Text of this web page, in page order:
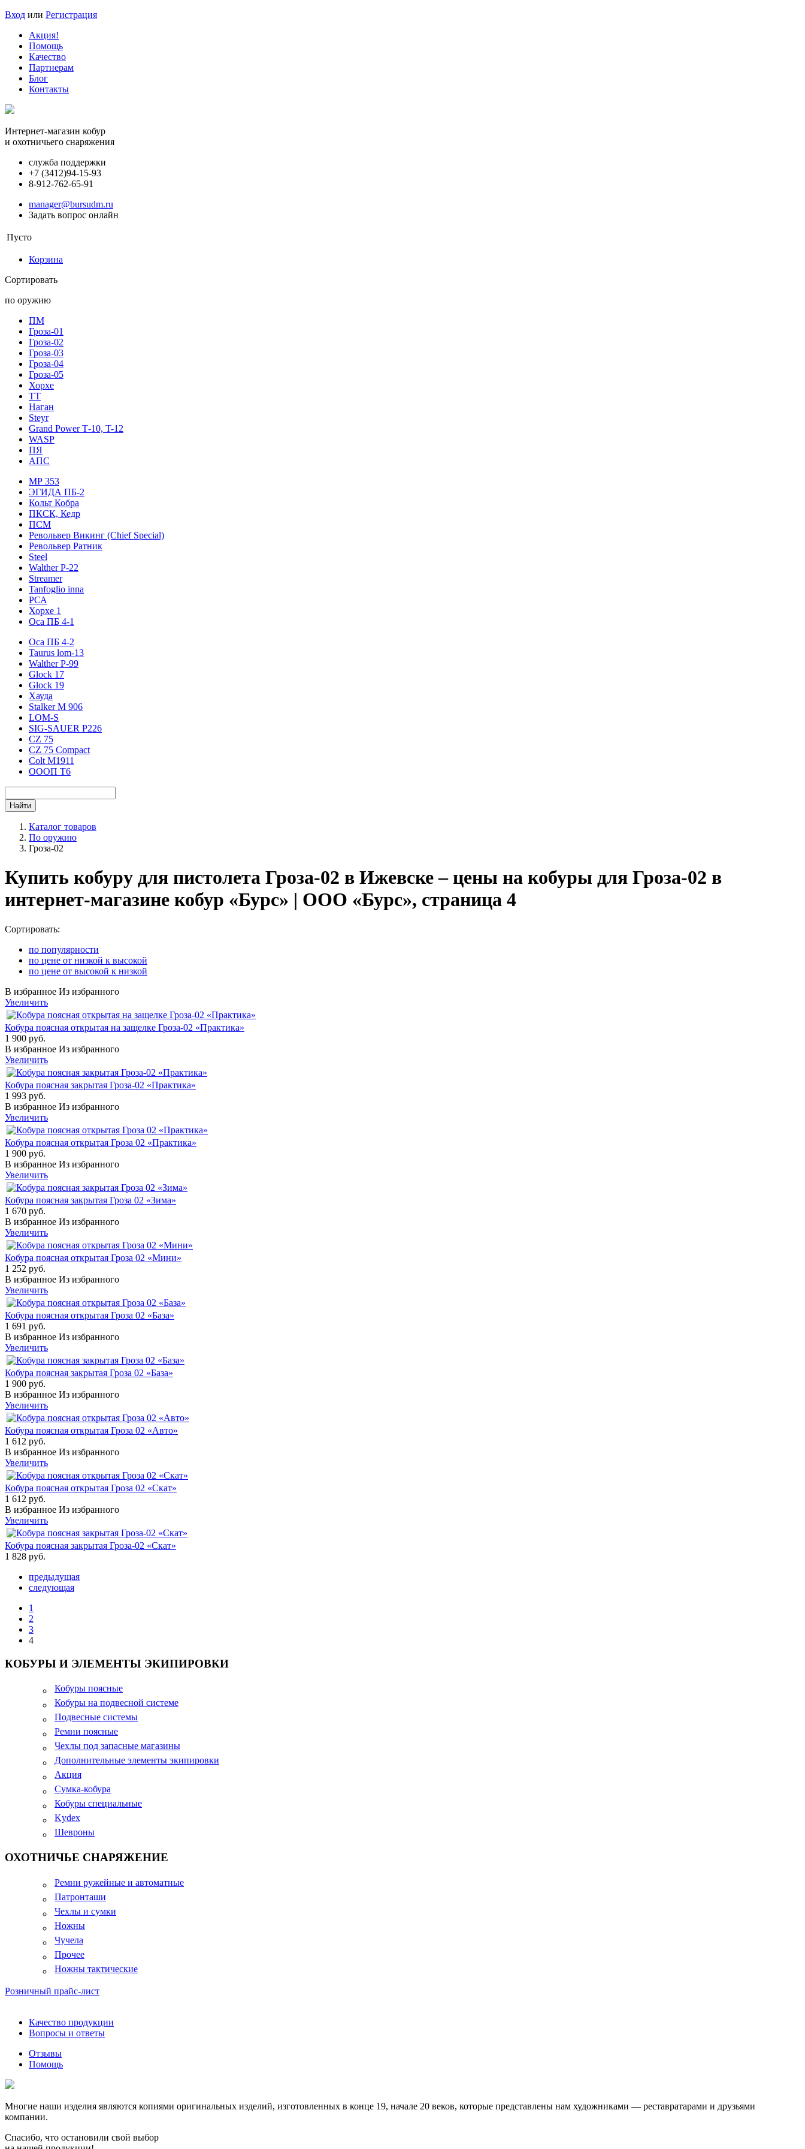
Вход или Регистрация
Акция!
Помощь
Качество
Партнерам
Блог
Контакты
Интернет-магазин кобур
и охотничьего снаряжения
служба поддержки
+7 (3412)94-15-93
8-912-762-65-91
manager@bursudm.ru
Задать вопрос онлайн
Пусто
Корзина
Сортировать
по оружию
ПМ
Гроза-01
Гроза-02
Гроза-03
Гроза-04
Гроза-05
Хорхе
ТТ
Наган
Steyr
Grand Power Т-10, T-12
WASP
ПЯ
АПС
МР 353
ЭГИДА ПБ-2
Кольт Кобра
ПКСК, Кедр
ПСМ
Револьвер Викинг (Chief Special)
Револьвер Ратник
Steel
Walther P-22
Streamer
Tanfoglio inna
РСА
Хорхе 1
Оса ПБ 4-1
Оса ПБ 4-2
Taurus lom-13
Walther P-99
Glock 17
Glock 19
Хауда
Stalker М 906
LOM-S
SIG-SAUER P226
CZ 75
CZ 75 Compact
Colt M1911
ОООП Т6
Каталог товаров
По оружию
Гроза-02
Купить кобуру для пистолета Гроза-02 в Ижевске – цены на кобуры для Гроза-02 в
интернет-магазине кобур «Бурс» | ООО «Бурс», страница 4
Сортировать:
по популярности
по цене от низкой к высокой
по цене от высокой к низкой
В избранное Из избранного
Увеличить
Кобура поясная открытая на защелке Гроза-02 «Практика»
1 900 руб.
В избранное Из избранного
Увеличить
Кобура поясная закрытая Гроза-02 «Практика»
1 993 руб.
В избранное Из избранного
Увеличить
Кобура поясная открытая Гроза 02 «Практика»
1 900 руб.
В избранное Из избранного
Увеличить
Кобура поясная закрытая Гроза 02 «Зима»
1 670 руб.
В избранное Из избранного
Увеличить
Кобура поясная открытая Гроза 02 «Мини»
1 252 руб.
В избранное Из избранного
Увеличить
Кобура поясная открытая Гроза 02 «База»
1 691 руб.
В избранное Из избранного
Увеличить
Кобура поясная закрытая Гроза 02 «База»
1 900 руб.
В избранное Из избранного
Увеличить
Кобура поясная открытая Гроза 02 «Авто»
1 612 руб.
В избранное Из избранного
Увеличить
Кобура поясная открытая Гроза 02 «Скат»
1 612 руб.
В избранное Из избранного
Увеличить
Кобура поясная закрытая Гроза-02 «Скат»
1 828 руб.
предыдущая
следующая
1
2
3
4
КОБУРЫ И ЭЛЕМЕНТЫ ЭКИПИРОВКИ
Кобуры поясные
Кобуры на подвесной системе
Подвесные системы
Ремни поясные
Чехлы под запасные магазины
Дополнительные элементы экипировки
Акция
Сумка-кобура
Кобуры специальные
Kydex
Шевроны
ОХОТНИЧЬЕ СНАРЯЖЕНИЕ
Ремни ружейные и автоматные
Патронташи
Чехлы и сумки
Ножны
Чучела
Прочее
Ножны тактические
Розничный прайс-лист
Качество продукции
Вопросы и ответы
Отзывы
Помощь
Многие наши изделия являются копиями оригинальных изделий, изготовленных в конце 19, начале 20 веков, которые представлены нам художниками — реставратарами и друзьями
компании.
Спасибо, что остановили свой выбор